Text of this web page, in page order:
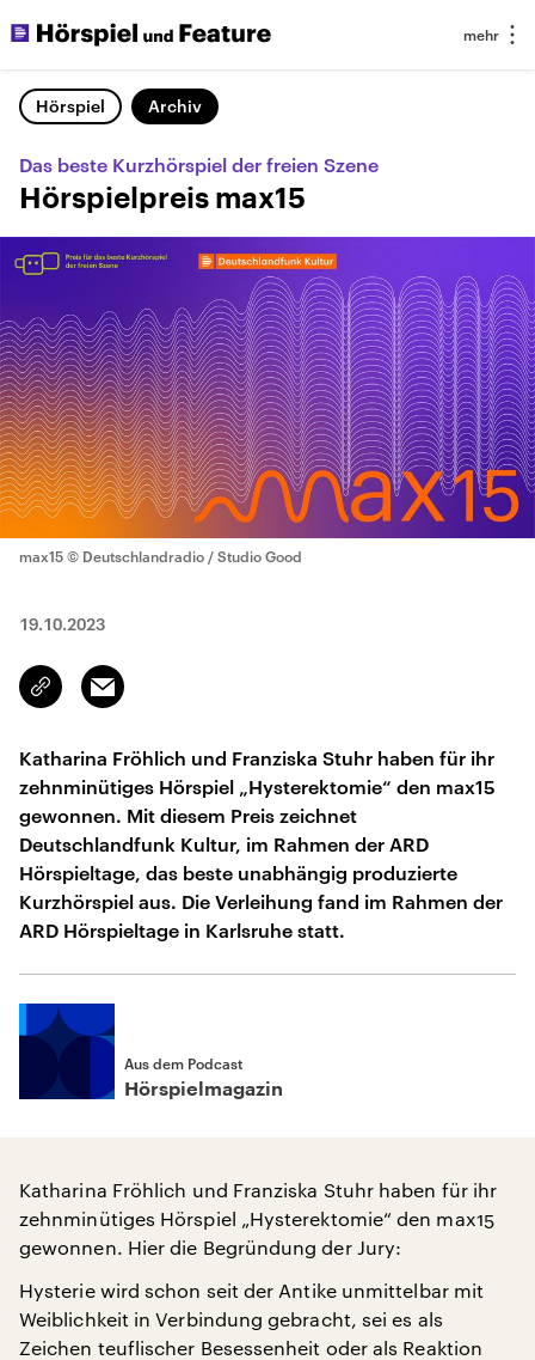
Hörspiel Archiv
Das beste Kurzhörspiel der freien Szene
Hörspielpreis max15
max15 © Deutschlandradio / Studio Good
19.10.2023
Link
kopieren/teilen
Email
Katharina Fröhlich und Franziska Stuhr haben für ihr
zehnminütiges Hörspiel „Hysterektomie“ den max15
gewonnen. Mit diesem Preis zeichnet
Deutschlandfunk Kultur, im Rahmen der ARD
Hörspieltage, das beste unabhängig produzierte
Kurzhörspiel aus. Die Verleihung fand im Rahmen der
ARD Hörspieltage in Karlsruhe statt.
Aus dem Podcast
Hörspielmagazin
Katharina Fröhlich und Franziska Stuhr haben für ihr
zehnminütiges Hörspiel „Hysterektomie“ den max15
gewonnen. Hier die Begründung der Jury:
Hysterie wird schon seit der Antike unmittelbar mit
Weiblichkeit in Verbindung gebracht, sei es als
Zeichen teuflischer Besessenheit oder als Reaktion